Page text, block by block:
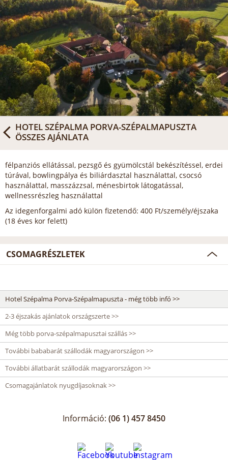
HOTEL SZÉPALMA PORVA-SZÉPALMAPUSZTA
ÖSSZES AJÁNLATA
félpanziós ellátással, pezsgő és gyümölcstál bekészítéssel, erdei
túrával, bowlingpálya és biliárdasztal használattal, csocsó
használattal, masszázzsal, ménesbirtok látogatással,
wellnessrészleg használattal
Az idegenforgalmi adó külön fizetendő: 400 Ft/személy/éjszaka
(18 éves kor felett)
CSOMAGRÉSZLETEK
Hotel Szépalma Porva-Szépalmapuszta - még több infó >>
2-3 éjszakás ajánlatok országszerte >>
Még több porva-szépalmapusztai szállás >>
További bababarát szállodák magyarországon >>
További állatbarát szállodák magyarországon >>
Csomagajánlatok nyugdíjasoknak >>
Információ: (06 1) 457 8450